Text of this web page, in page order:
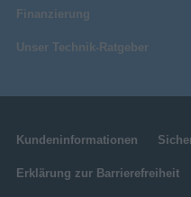
Finanzierung
Unser Technik-Ratgeber
Kundeninformationen
Erklärung zur Barrierefreiheit